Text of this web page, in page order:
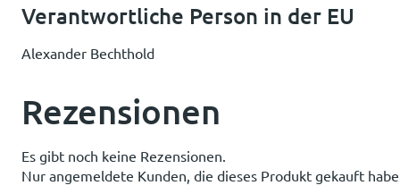
Verantwortliche Person in der EU
Alexander Bechthold
Rezensionen
Es gibt noch keine Rezensionen.
Nur angemeldete Kunden, die dieses Produkt gekauft